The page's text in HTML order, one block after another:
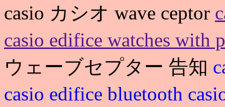
casio カシオ wave ceptor
casio edifice watches with
ウェーブセプター 告知
casio edifice bluetooth